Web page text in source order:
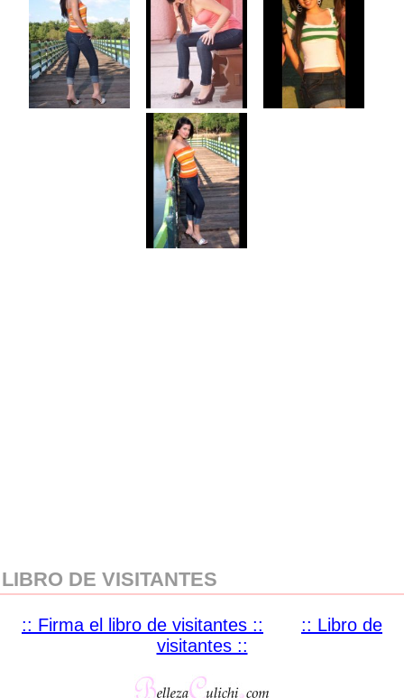
LIBRO DE VISITANTES
:: Firma el libro de visitantes ::
:: Libro de
visitantes ::